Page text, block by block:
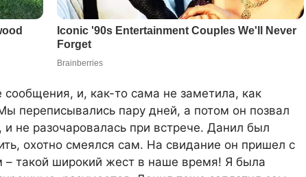
и, как-то сама не заметила, как
переписывались пару дней, а потом он позвал
и не разочаровалась при встрече. Данил был
охотно смеялся сам. На свидание он пришел с
– такой широкий жест в наше время! Я была